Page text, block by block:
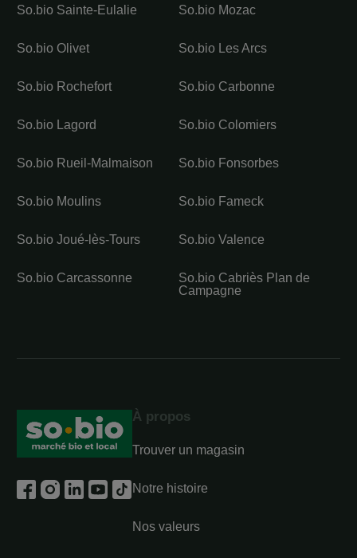
So.bio Sainte-Eulalie So.bio Mozac
So.bio Olivet So.bio Les Arcs
So.bio Rochefort So.bio Carbonne
So.bio Lagord So.bio Colomiers
So.bio Rueil-Malmaison So.bio Fonsorbes
So.bio Moulins So.bio Fameck
So.bio Joué-lès-Tours So.bio Valence
So.bio Carcassonne
So.bio Cabriès Plan de
Campagne
À propos
Trouver un magasin
Notre histoire
Nos valeurs